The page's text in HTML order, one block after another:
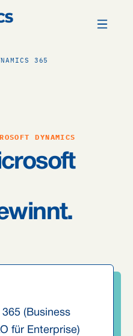
365
DYNAMICS
(Business
für Enterprise)